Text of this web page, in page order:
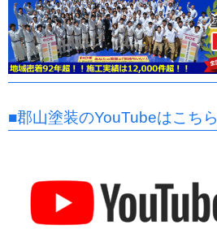
■郡山塗装のYouTubeはこちら